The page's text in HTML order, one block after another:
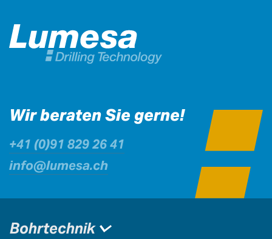
Wir beraten Sie gerne!
+41 (0)91 829 26 41
info@lumesa.ch
Bohrtechnik